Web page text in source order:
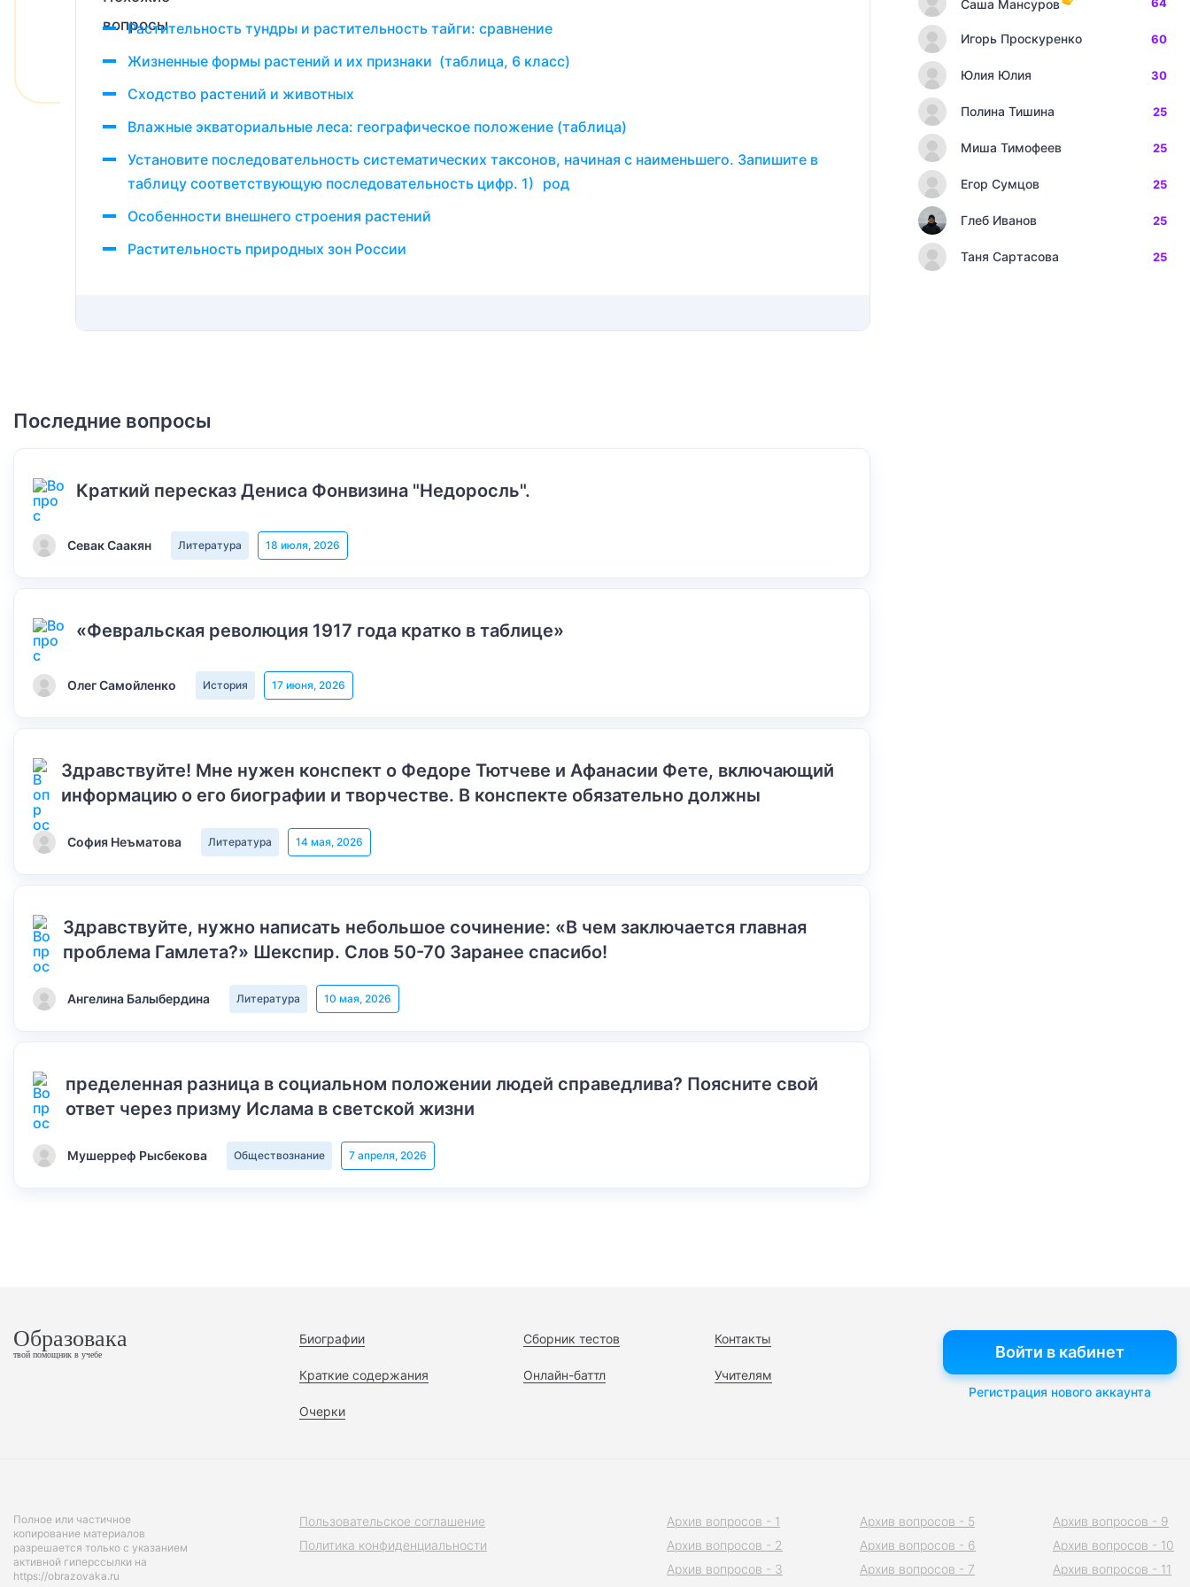
Растительность тундры и растительность тайги: сравнение
Жизненные формы растений и их признаки (таблица, 6 класс)
Сходство растений и животных
Влажные экваториальные леса: географическое положение (таблица)
Установите последовательность систематических таксонов, начиная с наименьшего. Запишите в
таблицу соответствующую последовательность цифр. 1) род
Особенности внешнего строения растений
Растительность природных зон России
Последние вопросы
Краткий пересказ Дениса Фонвизина "Недоросль".
Севак Саакян Литература 18 июля, 2026
«Февральская революция 1917 года кратко в таблице»
Олег Самойленко История 17 июня, 2026
Здравствуйте! Мне нужен конспект о Федоре Тютчеве и Афанасии Фете, включающий
информацию о его биографии и творчестве. В конспекте обязательно должны
София Неъматова Литература 14 мая, 2026
Здравствуйте, нужно написать небольшое сочинение: «В чем заключается главная
проблема Гамлета?» Шекспир. Слов 50-70 Заранее спасибо!
Ангелина Балыбердина Литература 10 мая, 2026
пределенная разница в социальном положении людей справедлива? Поясните свой
ответ через призму Ислама в светской жизни
Мушерреф Рысбекова Обществознание 7 апреля, 2026
Саша Мансуров
Игорь Проскуренко 60
Юлия Юлия 30
Полина Тишина 25
Миша Тимофеев 25
Егор Сумцов 25
Глеб Иванов 25
Таня Сартасова 25
Образовака
твой помощник в учебе
Биографии
Краткие содержания
Очерки
Сборник тестов
Онлайн-баттл
Контакты
Учителям
Войти в кабинет
Регистрация нового аккаунта
Полное или частичное
копирование материалов
разрешается только с указанием
активной гиперссылки на
https://obrazovaka.ru
Пользовательское соглашение
Политика конфиденциальности
Архив вопросов - 1
Архив вопросов - 2
Архив вопросов - 3
Архив вопросов - 5
Архив вопросов - 6
Архив вопросов - 7
Архив вопросов - 9
Архив вопросов - 10
Архив вопросов - 11